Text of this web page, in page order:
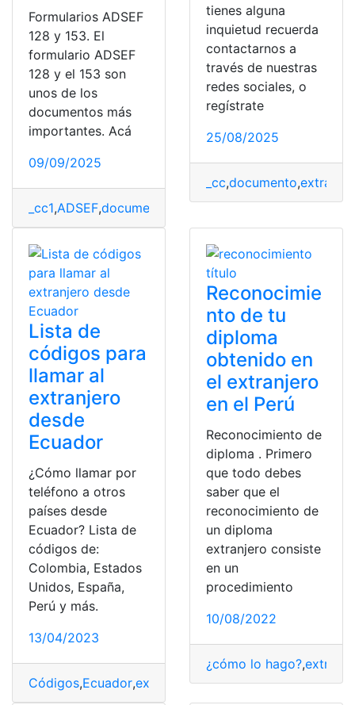
Formularios ADSEF
128 y 153. El
formulario ADSEF
128 y el 153 son
unos de los
documentos más
importantes. Acá
09/09/2025
_cc1,ADSEF,documento
tienes alguna
inquietud recuerda
contactarnos a
través de nuestras
redes sociales, o
regístrate
25/08/2025
_cc,documento,
Lista de
códigos para
llamar al
extranjero
desde
Ecuador
¿Cómo llamar por
teléfono a otros
países desde
Ecuador? Lista de
códigos de:
Colombia, Estados
Unidos, España,
Perú y más.
13/04/2023
Códigos,Ecuador,extranjero,lista,llamar
Reconocimie
nto de tu
diploma
obtenido en
el extranjero
en el Perú
Reconocimiento de
diploma . Primero
que todo debes
saber que el
reconocimiento de
un diploma
extranjero consiste
en un
procedimiento
10/08/2022
¿cómo lo hago?,